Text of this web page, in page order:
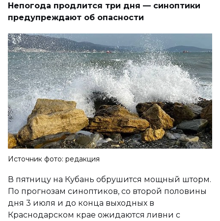
Непогода продлится три дня — синоптики
предупреждают об опасности
Источник фото: редакция
В пятницу на Кубань обрушится мощный шторм.
По прогнозам синоптиков, со второй половины
дня 3 июля и до конца выходных в
Краснодарском крае ожидаются ливни с